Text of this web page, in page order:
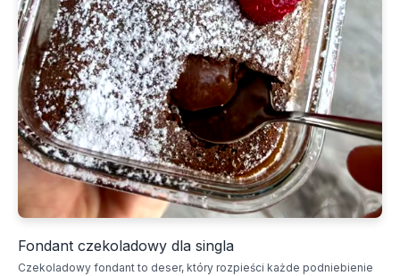
Fondant czekoladowy dla singla
Czekoladowy fondant to deser, który rozpieści każde podniebienie